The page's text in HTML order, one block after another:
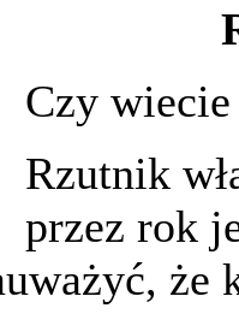
Czy
Rzutnik
przez rok
że